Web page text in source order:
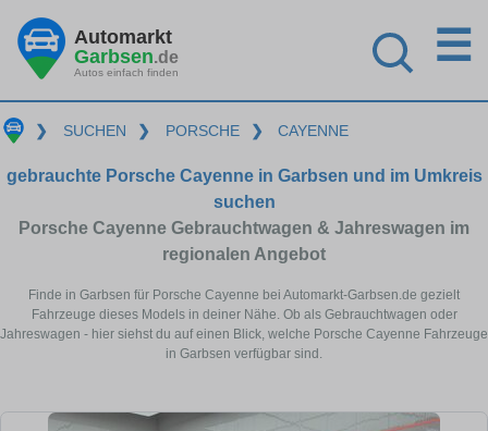
Automarkt
Garbsen.de
Autos einfach finden
☰
❯ SUCHEN ❯ PORSCHE ❯ CAYENNE
gebrauchte Porsche Cayenne in Garbsen und im Umkreis
suchen
Porsche Cayenne Gebrauchtwagen & Jahreswagen im
regionalen Angebot
Finde in Garbsen für Porsche Cayenne bei Automarkt-Garbsen.de gezielt
Fahrzeuge dieses Models in deiner Nähe. Ob als Gebrauchtwagen oder
Jahreswagen - hier siehst du auf einen Blick, welche Porsche Cayenne Fahrzeuge
in Garbsen verfügbar sind.